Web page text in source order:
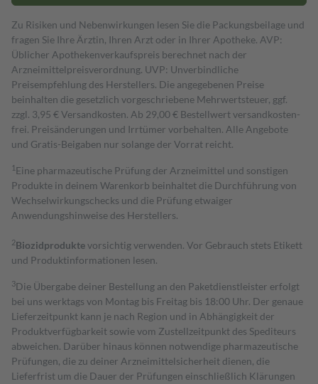
Zu Risiken und Nebenwirkungen lesen Sie die Packungsbeilage und
fragen Sie Ihre Ärztin, Ihren Arzt oder in Ihrer Apotheke. AVP:
Üblicher Apothekenverkaufspreis berechnet nach der
Arzneimittelpreisverordnung. UVP: Unverbindliche
Preisempfehlung des Herstellers. Die angegebenen Preise
beinhalten die gesetzlich vorgeschriebene Mehrwertsteuer, ggf.
zzgl. 3,95 € Versandkosten. Ab 29,00 € Bestell­wert versand­kosten­
frei. Preisänderungen und Irrtümer vorbehalten. Alle Angebote
und Gratis-Beigaben nur solange der Vorrat reicht.
1 Eine pharmazeutische Prüfung der Arzneimittel und sonstigen
Produkte in deinem Warenkorb beinhaltet die Durchführung von
Wechselwirkungschecks und die Prüfung etwaiger
Anwendungshinweise des Herstellers.
2Biozidproduktevorsichtig verwenden. Vor Gebrauch stets Etikett
und Produktinformationen lesen.
3Die Übergabe deiner Bestellung an den Paketdienstleister erfolgt
bei uns werktags von Montag bis Freitag bis 18:00 Uhr. Der genaue
Lieferzeitpunkt kann je nach Region und in Abhängigkeit der
Produktverfügbarkeit sowie vom Zustellzeitpunkt des Spediteurs
abweichen. Darüber hinaus können notwendige pharmazeutische
Prüfungen, die zu deiner Arzneimittelsicherheit dienen, die
Lieferfrist um die Dauer der Prüfungen einschließlich Klärungen